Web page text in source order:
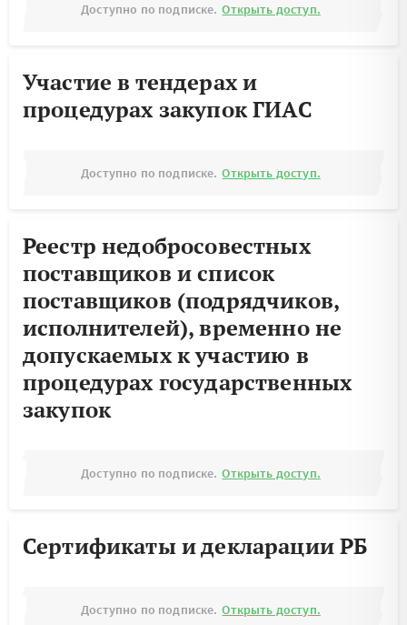
Доступно по подписке. Открыть доступ.
Участие в тендерах и
процедурах закупок ГИАС
Доступно по подписке. Открыть доступ.
Реестр недобросовестных
поставщиков и список
поставщиков (подрядчиков,
исполнителей), временно не
допускаемых к участию в
процедурах государственных
закупок
Доступно по подписке. Открыть доступ.
Сертификаты и декларации РБ
Доступно по подписке. Открыть доступ.